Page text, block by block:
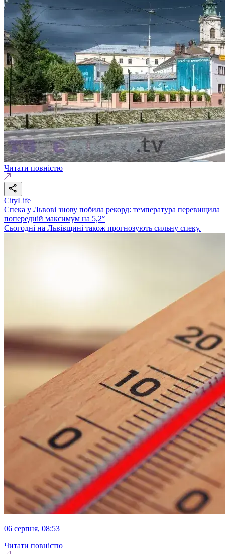
Читати повністю
CityLife
Спека у Львові знову побила рекорд: температура перевищила
попередній максимум на 5,2°
Сьогодні на Львівщині також прогнозують сильну спеку.
06 серпня, 08:53
Читати повністю